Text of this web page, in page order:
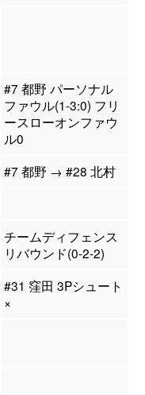
#7 都野 パーソナル
ファウル(1-3:0) フリ
ースローオンファウ
ル0
#7 都野 → #28 北村
チームディフェンス
リバウンド(0-2-2)
#31 窪田 3Pシュート
×